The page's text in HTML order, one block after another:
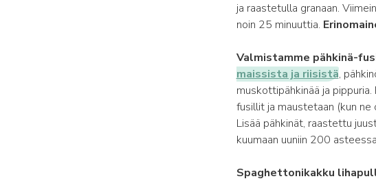
ja raastetulla granaan.
noin 25 minuuttia.
Valmistamme pähkinä-
maissista ja riisistä,
muskottipähkinää ja
fusillit ja maustetaan (kun
Lisää pähkinät, raastettu
kuumaan uuniin 200
Spaghettonikakku